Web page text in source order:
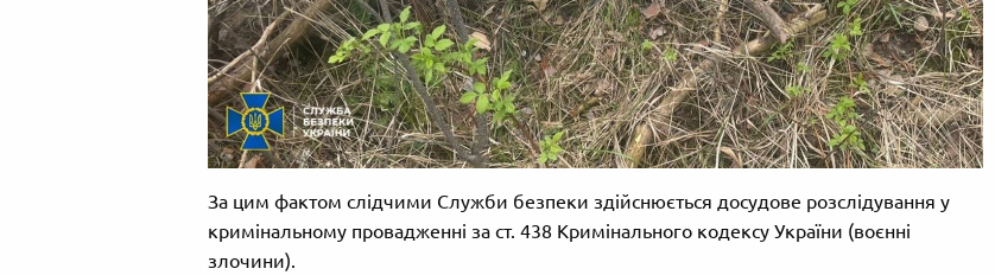
За цим фактом слідчими Служби безпеки здійснюється досудове розслідування у
кримінальному провадженні за ст. 438 Кримінального кодексу України (воєнні
злочини).